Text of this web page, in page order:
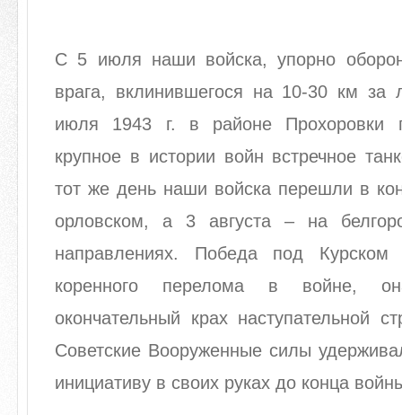
С 5 июля наши войска, упорно
врага, вклинившегося на 10-30 км за
июля 1943 г. в районе Прохоровки
крупное в истории войн встречное
тот же день наши войска перешли в
орловском, а 3 августа – на
направлениях. Победа под Курском
коренного перелома в войне,
окончательный крах наступательной
Советские Вооруженные силы
инициативу в своих руках до конца